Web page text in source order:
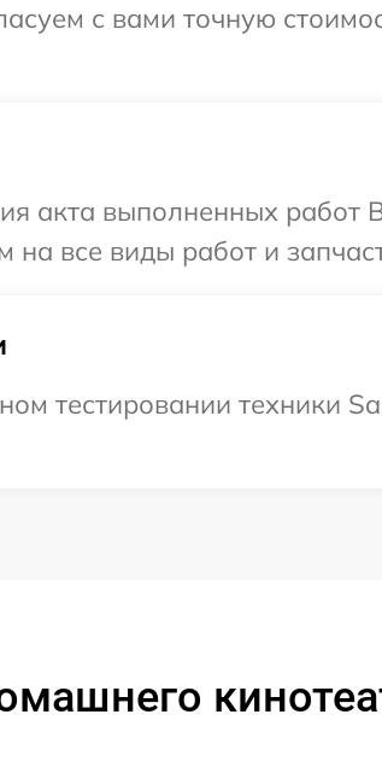
с вами точную
акта выполненных
на все виды работ и
тестировании техники